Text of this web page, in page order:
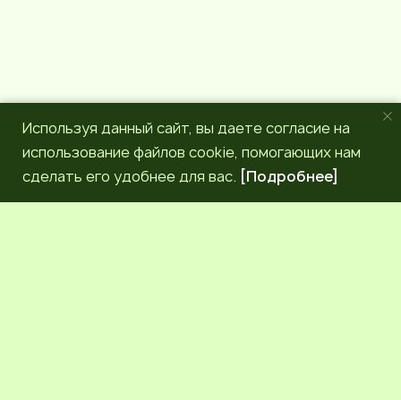
Используя данный сайт, вы даете согласие на
использование файлов cookie, помогающих нам
сделать его удобнее для вас. [Подробнее]